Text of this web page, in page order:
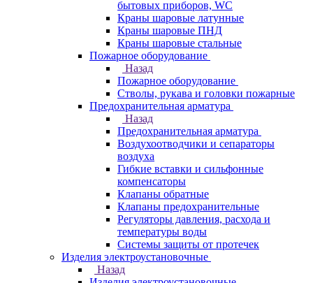
бытовых приборов, WC
Краны шаровые латунные
Краны шаровые ПНД
Краны шаровые стальные
Пожарное оборудование
Назад
Пожарное оборудование
Стволы, рукава и головки пожарные
Предохранительная арматура
Назад
Предохранительная арматура
Воздухоотводчики и сепараторы
воздуха
Гибкие вставки и сильфонные
компенсаторы
Клапаны обратные
Клапаны предохранительные
Регуляторы давления, расхода и
температуры воды
Системы защиты от протечек
Изделия электроустановочные
Назад